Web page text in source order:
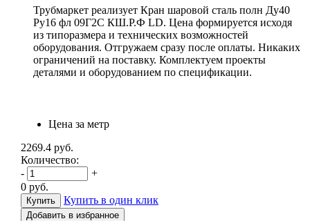
Трубмаркет реализует Кран шаровой сталь полн Ду40
Ру16 фл 09Г2С КШ.Р.Ф LD. Цена формируется исходя
из типоразмера и технических возможностей
оборудования. Отгружаем сразу после оплаты. Никаких
ограничений на поставку. Комплектуем проекты
деталями и оборудованием по спецификации.
Цена за метр
2269.4 руб.
Количество:
-
+
0 руб.
Купить в один клик
Добавить в избранное